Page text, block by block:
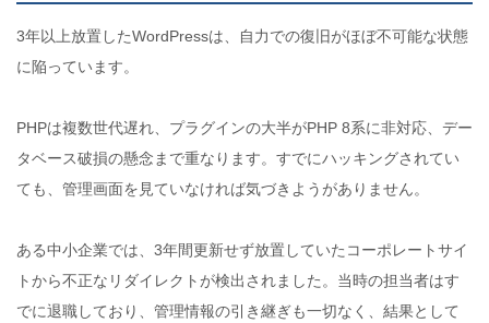
3年以上放置したWordPressは、自力での復旧がほぼ不可能な状態
に陥っています。
PHPは複数世代遅れ、プラグインの大半がPHP 8系に非対応、デー
タベース破損の懸念まで重なります。すでにハッキングされてい
ても、管理画面を見ていなければ気づきようがありません。
ある中小企業では、3年間更新せず放置していたコーポレートサイ
トから不正なリダイレクトが検出されました。当時の担当者はす
でに退職しており、管理情報の引き継ぎも一切なく、結果として